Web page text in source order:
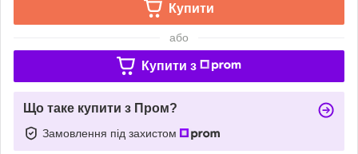
Купити
або
Купити з
Що таке купити з Пром?
Замовлення під захистом